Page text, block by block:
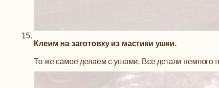
Клеим на заготовку из мастики ушки.
То же самое делаем с ушами. Все детали немного